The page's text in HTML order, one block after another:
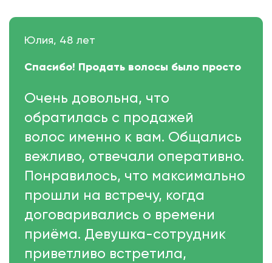
Юлия, 48 лет
Спасибо! Продать волосы было просто
Очень довольна, что
обратилась с продажей
волос именно к вам. Общались
вежливо, отвечали оперативно.
Понравилось, что максимально
прошли на встречу, когда
договаривались о времени
приёма. Девушка-сотрудник
приветливо встретила,